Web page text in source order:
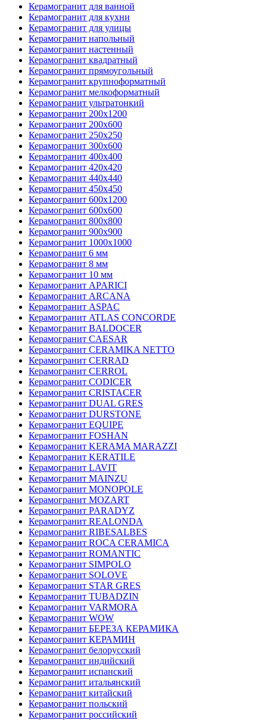
Керамогранит для ванной
Керамогранит для кухни
Керамогранит для улицы
Керамогранит напольный
Керамогранит настенный
Керамогранит квадратный
Керамогранит прямоугольный
Керамогранит крупноформатный
Керамогранит мелкоформатный
Керамогранит ультратонкий
Керамогранит 200х1200
Керамогранит 200х600
Керамогранит 250х250
Керамогранит 300х600
Керамогранит 400х400
Керамогранит 420х420
Керамогранит 440х440
Керамогранит 450х450
Керамогранит 600х1200
Керамогранит 600х600
Керамогранит 800х800
Керамогранит 900х900
Керамогранит 1000х1000
Керамогранит 6 мм
Керамогранит 8 мм
Керамогранит 10 мм
Керамогранит APARICI
Керамогранит ARCANA
Керамогранит ASPAC
Керамогранит ATLAS CONCORDE
Керамогранит BALDOCER
Керамогранит CAESAR
Керамогранит CERAMIKA NETTO
Керамогранит CERRAD
Керамогранит CERROL
Керамогранит CODICER
Керамогранит CRISTACER
Керамогранит DUAL GRES
Керамогранит DURSTONE
Керамогранит EQUIPE
Керамогранит FOSHAN
Керамогранит KERAMA MARAZZI
Керамогранит KERATILE
Керамогранит LAVIT
Керамогранит MAINZU
Керамогранит MONOPOLE
Керамогранит MOZART
Керамогранит PARADYZ
Керамогранит REALONDA
Керамогранит RIBESALBES
Керамогранит ROCA CERAMICA
Керамогранит ROMANTIC
Керамогранит SIMPOLO
Керамогранит SOLOVE
Керамогранит STAR GRES
Керамогранит TUBADZIN
Керамогранит VARMORA
Керамогранит WOW
Керамогранит БЕРЕЗА КЕРАМИКА
Керамогранит КЕРАМИН
Керамогранит белорусский
Керамогранит индийский
Керамогранит испанский
Керамогранит итальянский
Керамогранит китайский
Керамогранит польский
Керамогранит российский